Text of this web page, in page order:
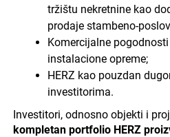
tržištu nekretnine kao
prodaje stambeno-
Komercijalne
instalacione opreme;
HERZ kao pouzdan
investitorima.
Investitori, odnosno objekti i
kompletan portfolio HERZ